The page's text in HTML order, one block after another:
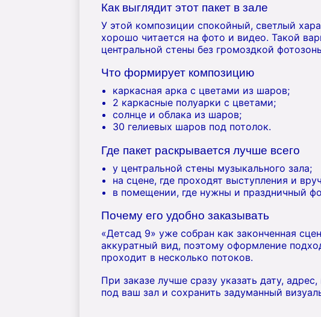
Как выглядит этот пакет в зале
У этой композиции спокойный, светлый
хорошо читается на фото и видео. Такой
центральной стены без громоздкой
Что формирует композицию
каркасная арка с цветами из шаров;
2 каркасные полуарки с цветами;
солнце и облака из шаров;
30 гелиевых шаров под потолок.
Где пакет раскрывается лучше всего
у центральной стены музыкального зала;
на сцене, где проходят выступления и
в помещении, где нужны и праздничный
Почему его удобно заказывать
«Детсад 9» уже собран как законченная
аккуратный вид, поэтому оформление
проходит в несколько потоков.
При заказе лучше сразу указать дату,
под ваш зал и сохранить задуманный